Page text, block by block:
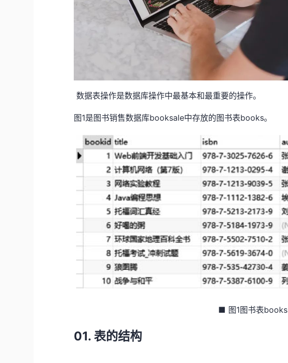
数据表操作是数据库操作中最基本和最重要的操作。
图1是图书销售数据库booksale中存放的图书表books。
■ 图1图书表books
01. 表的结构